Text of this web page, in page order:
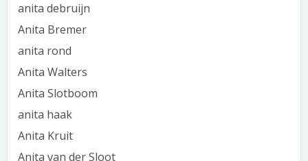
anita debruijn
Anita Bremer
anita rond
Anita Walters
Anita Slotboom
anita haak
Anita Kruit
Anita van der Sloot